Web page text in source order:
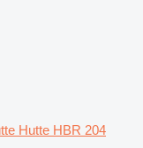
Hutte HBR 204